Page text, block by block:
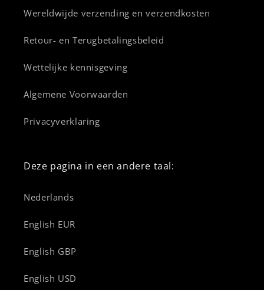
Wereldwijde verzending en verzendkosten
Retour- en Terugbetalingsbeleid
Wettelijke kennisgeving
Algemene Voorwaarden
Privacyverklaring
Deze pagina in een andere taal:
Nederlands
English EUR
English GBP
English USD